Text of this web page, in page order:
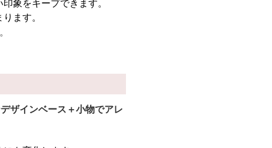
象をキープできます。
ます。
ザインベース＋小物でアレ